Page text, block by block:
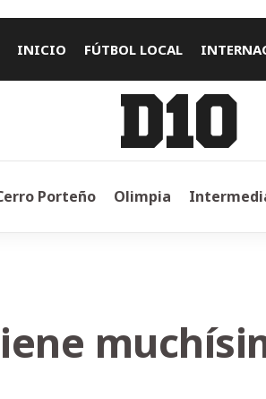
INICIO FÚTBOL LOCAL
Porteño Olimpia